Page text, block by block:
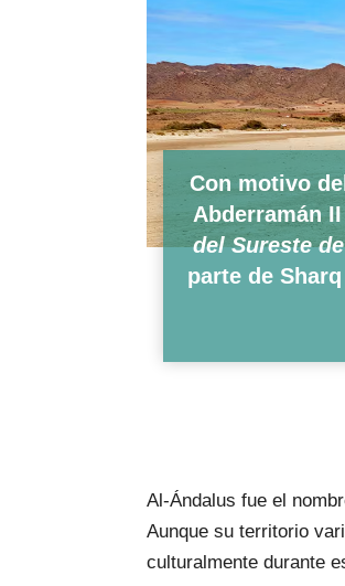
Con motivo
Abderramán
del Sureste
parte de
Al-Ándalus fue el
Aunque su territorio
culturalmente durante